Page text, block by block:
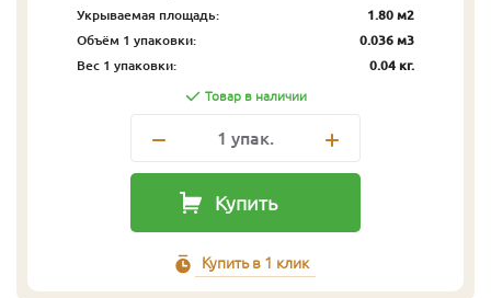
Укрываемая площадь:
1.80 м2
Объём 1 упаковки:
0.036 м3
Вес 1 упаковки:
0.04 кг.
Товар в наличии
1 упак.
Купить
Купить в 1 клик